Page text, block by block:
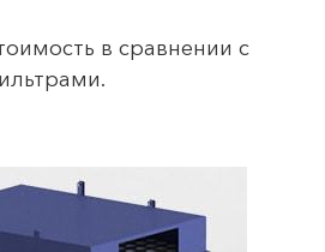
в сравнении с